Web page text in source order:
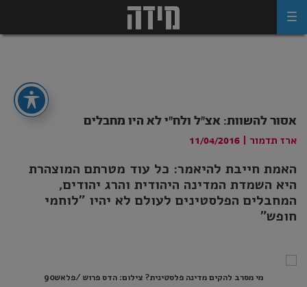
אסור להשוות: אצ"ל ולח"י לא היו מחבלים
ארז תדמור
11/04/2016
האמת חייבת להיאמר: כל עוד מטרתם המוצהרת
היא השמדת המדינה היהודית והרג יהודים,
המחבלים הפלסטינים לעולם לא יהיו "לוחמי
חופש"
מי מסרב להקים מדינה פלסטינית? צילום: הדס פרוש /פלאש90